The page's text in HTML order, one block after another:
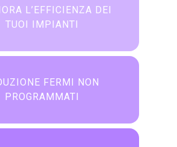
L’EFFICIENZA DEI
TUOI IMPIANTI
FERMI NON
PROGRAMMATI